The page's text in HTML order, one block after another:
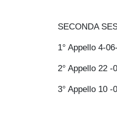
SECONDA
1° Appello 4-
2° Appello 22 -
3° Appello 10 -